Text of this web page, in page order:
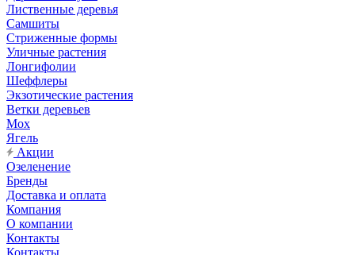
Лиственные деревья
Самшиты
Стриженные формы
Уличные растения
Лонгифолии
Шеффлеры
Экзотические растения
Ветки деревьев
Мох
Ягель
Акции
Озеленение
Бренды
Доставка и оплата
Компания
О компании
Контакты
Контакты